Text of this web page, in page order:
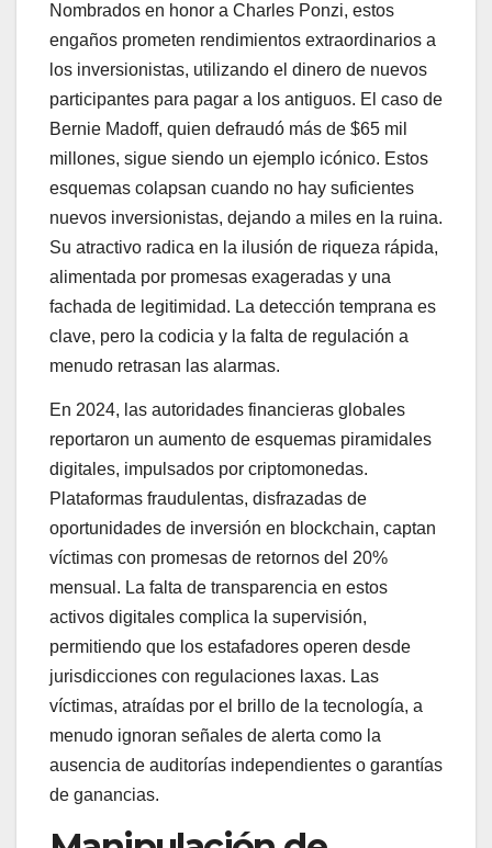
Nombrados en honor a Charles Ponzi, estos
engaños prometen rendimientos extraordinarios a
los inversionistas, utilizando el dinero de nuevos
participantes para pagar a los antiguos. El caso de
Bernie Madoff, quien defraudó más de $65 mil
millones, sigue siendo un ejemplo icónico. Estos
esquemas colapsan cuando no hay suficientes
nuevos inversionistas, dejando a miles en la ruina.
Su atractivo radica en la ilusión de riqueza rápida,
alimentada por promesas exageradas y una
fachada de legitimidad. La detección temprana es
clave, pero la codicia y la falta de regulación a
menudo retrasan las alarmas.
En 2024, las autoridades financieras globales
reportaron un aumento de esquemas piramidales
digitales, impulsados por criptomonedas.
Plataformas fraudulentas, disfrazadas de
oportunidades de inversión en blockchain, captan
víctimas con promesas de retornos del 20%
mensual. La falta de transparencia en estos
activos digitales complica la supervisión,
permitiendo que los estafadores operen desde
jurisdicciones con regulaciones laxas. Las
víctimas, atraídas por el brillo de la tecnología, a
menudo ignoran señales de alerta como la
ausencia de auditorías independientes o garantías
de ganancias.